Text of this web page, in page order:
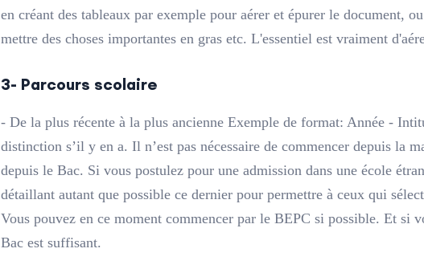
en créant des tableaux par exemple pour aérer et épurer le document,
mettre des choses importantes en gras etc. L'essentiel est vraiment
3- Parcours scolaire
- De la plus récente à la plus ancienne Exemple de format: Année -
distinction s’il y en a. Il n’est pas nécessaire de commencer depuis la
depuis le Bac. Si vous postulez pour une admission dans une école
détaillant autant que possible ce dernier pour permettre à ceux qui
Vous pouvez en ce moment commencer par le BEPC si possible. Et si
Bac est suffisant.